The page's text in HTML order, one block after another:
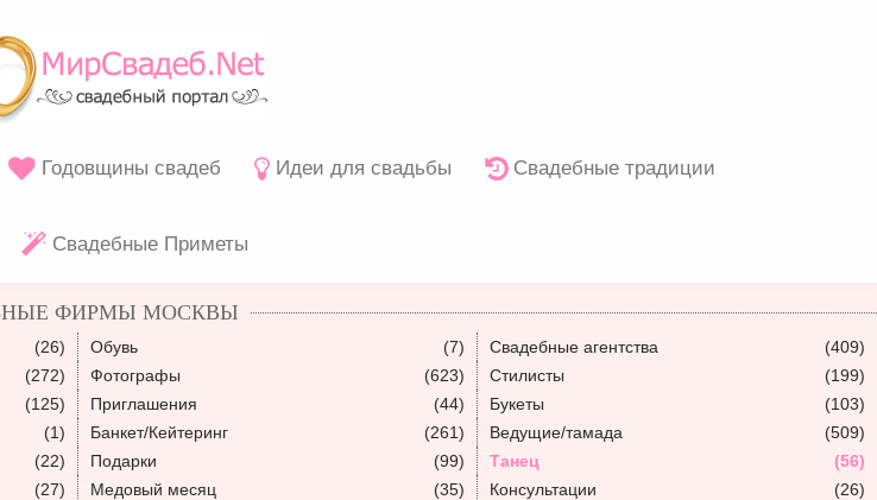
Годовщины свадеб Идеи для свадьбы Свадебные традиции
Свадебные Приметы
ФИРМЫ МОСКВЫ
(26) Обувь (7) Свадебные агентства
(409)
(272) Фотографы (623) Стилисты
(199)
(125) Приглашения (44) Букеты
(103)
(1) Банкет/Кейтеринг (261) Ведущие/тамада
(509)
(22) Подарки (99) Танец
(56)
(27) Медовый месяц (35) Консультации
(26)